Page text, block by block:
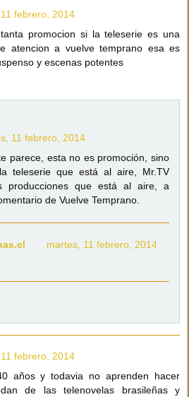
febrero, 2014
promocion si la teleserie es una
atencion a vuelve temprano esa es
y escenas potentes
11 febrero, 2014
parece, esta no es promoción, sino
teleserie que está al aire, Mr.TV
producciones que está al aire, a
de Vuelve Temprano.
martes, 11 febrero, 2014
febrero, 2014
años y todavia no aprenden hacer
de las telenovelas brasileñas y